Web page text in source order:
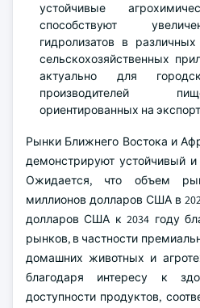
устойчивые
способствуют
гидролизатов в
сельскохозяйственных
актуально для
производителей
ориентированных на
Рынки Ближнего Востока и
демонстрируют устойчивый
Ожидается, что объем
миллионов долларов США в
долларов США к 2034 году
рынков, в частности
домашних животных и
благодаря интересу к
доступности продуктов,